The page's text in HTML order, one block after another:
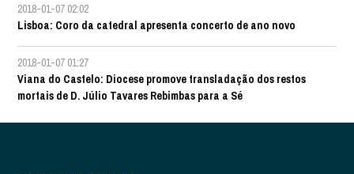
2018-01-07 02:02
Lisboa: Coro da catedral apresenta concerto de ano novo
2018-01-07 01:27
Viana do Castelo: Diocese promove transladação dos restos
mortais de D. Júlio Tavares Rebimbas para a Sé